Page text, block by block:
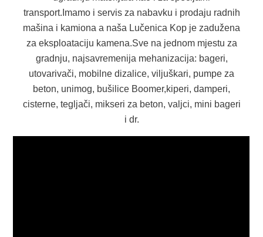
transport.Imamo i servis za nabavku i prodaju radnih
mašina i kamiona a naša Lučenica Kop je zadužena
za eksploataciju kamena.Sve na jednom mjestu za
gradnju, najsavremenija mehanizacija: bageri,
utovarivači, mobilne dizalice, viljuškari, pumpe za
beton, unimog, bušilice Boomer,kiperi, damperi,
cisterne, tegljači, mikseri za beton, valjci, mini bageri
i dr.